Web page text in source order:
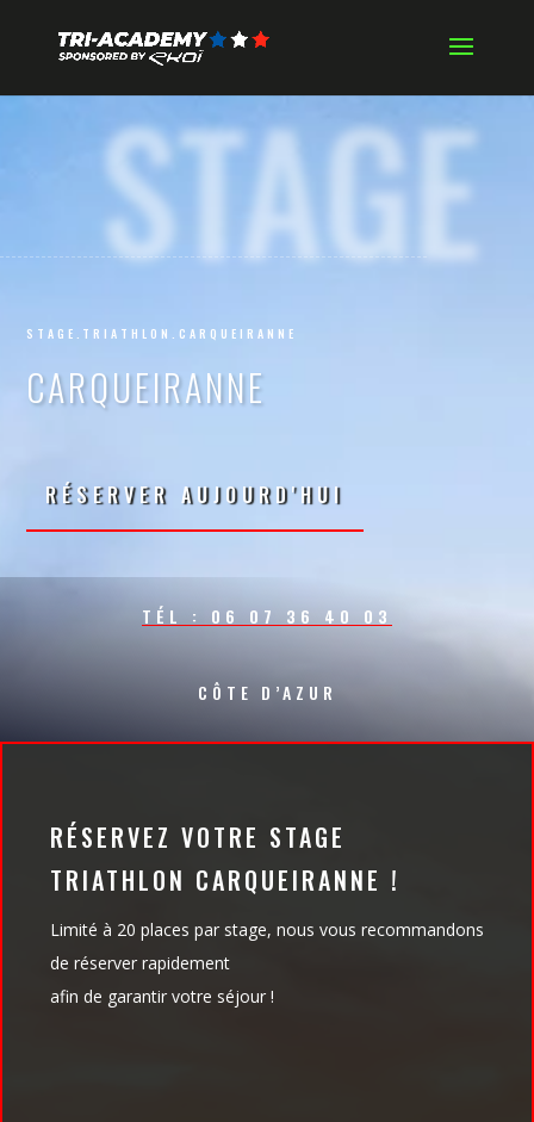
STAGE
STAGE.TRIATHLON.CARQUEIRANNE
CARQUEIRANNE
RÉSERVER AUJOURD'HUI
TÉL : 06 07 36 40 03
CÔTE D’AZUR
RÉSERVEZ VOTRE STAGE
TRIATHLON CARQUEIRANNE !
Limité à 20 places par stage, nous vous recommandons
de réserver rapidement
afin de garantir votre séjour !